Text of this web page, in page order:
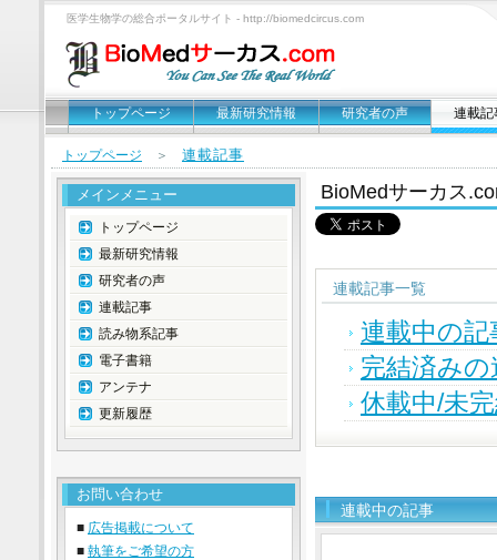
医学生物学の総合ポータルサイト - http://biomedcircus.com
トップページ 最新研究情報 研究者の声 連載記
トップページ ＞ 連載記事
BioMedサーカス
連載記事一覧
連載中の記
完結済み
休載中/未
連載中の記事
メインメニュー
トップページ
最新研究情報
研究者の声
連載記事
読み物系記事
電子書籍
アンテナ
更新履歴
お問い合わせ
■ 広告掲載について
■ 執筆をご希望の方